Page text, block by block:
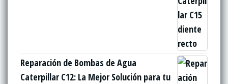
Reparación de Bombas de Agua
Caterpillar C12: La Mejor Solución para tu